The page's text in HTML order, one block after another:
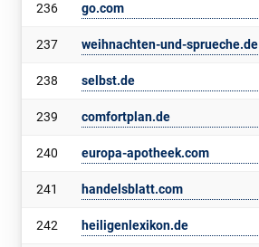
236 go.com
237 weihnachten-und-sprueche.de
238 selbst.de
239 comfortplan.de
240 europa-apotheek.com
241 handelsblatt.com
242 heiligenlexikon.de